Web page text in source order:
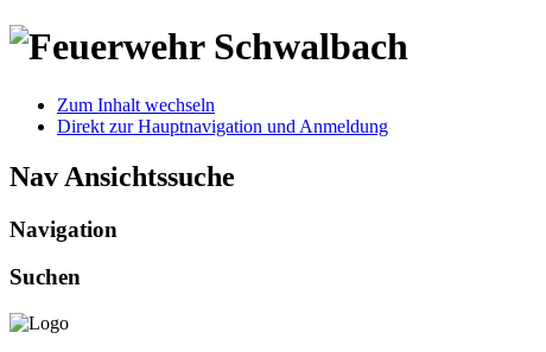
Zum Inhalt wechseln
Direkt zur Hauptnavigation und Anmeldung
Nav Ansichtssuche
Navigation
Suchen